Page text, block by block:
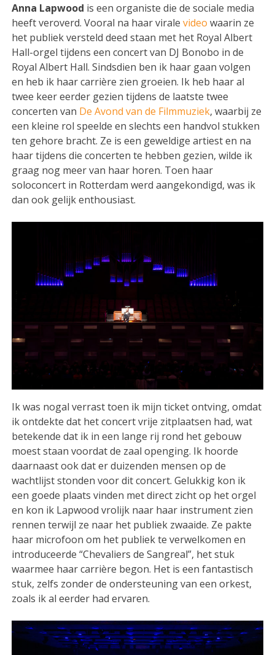
Anna Lapwood is een organiste die de sociale media
heeft veroverd. Vooral na haar viralevideo waarin ze
het publiek versteld deed staan met het Royal Albert
Hall-orgel tijdens een concert van DJ Bonobo in de
Royal Albert Hall. Sindsdien ben ik haar gaan volgen
en heb ik haar carrière zien groeien. Ik heb haar al
twee keer eerder gezien tijdens de laatste twee
concerten van De Avond van de Filmmuziek, waarbij ze
een kleine rol speelde en slechts een handvol stukken
ten gehore bracht. Ze is een geweldige artiest en na
haar tijdens die concerten te hebben gezien, wilde ik
graag nog meer van haar horen. Toen haar
soloconcert in Rotterdam werd aangekondigd, was ik
dan ook gelijk enthousiast.
Ik was nogal verrast toen ik mijn ticket ontving, omdat
ik ontdekte dat het concert vrije zitplaatsen had, wat
betekende dat ik in een lange rij rond het gebouw
moest staan voordat de zaal openging. Ik hoorde
daarnaast ook dat er duizenden mensen op de
wachtlijst stonden voor dit concert. Gelukkig kon ik
een goede plaats vinden met direct zicht op het orgel
en kon ik Lapwood vrolijk naar haar instrument zien
rennen terwijl ze naar het publiek zwaaide. Ze pakte
haar microfoon om het publiek te verwelkomen en
introduceerde “Chevaliers de Sangreal”, het stuk
waarmee haar carrière begon. Het is een fantastisch
stuk, zelfs zonder de ondersteuning van een orkest,
zoals ik al eerder had ervaren.